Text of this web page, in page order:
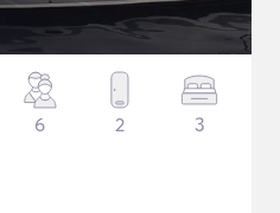
6 2 3